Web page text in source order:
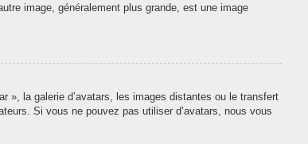
image, généralement plus grande, est une image
», la galerie d’avatars, les images distantes ou le transfert
Si vous ne pouvez pas utiliser d’avatars, nous vous